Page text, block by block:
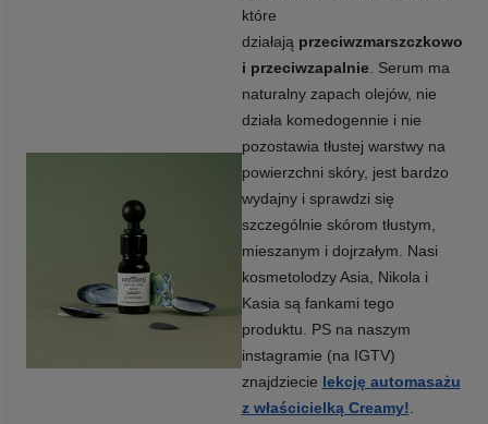
które
działają przeciwzmarszczkowo
i przeciwzapalnie. Serum ma
naturalny zapach olejów, nie
działa komedogennie i nie
pozostawia tłustej warstwy na
powierzchni skóry, jest bardzo
wydajny i sprawdzi się
szczególnie skórom tłustym,
mieszanym i dojrzałym. Nasi
kosmetolodzy Asia, Nikola i
Kasia są fankami tego
produktu. PS na naszym
instagramie (na IGTV)
znajdziecie lekcję automasażu
z właścicielką Creamy!.